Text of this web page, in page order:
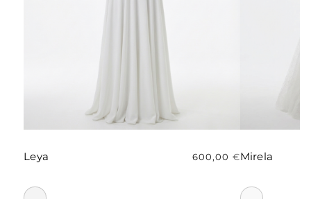
Leya 600,00 €Mirela